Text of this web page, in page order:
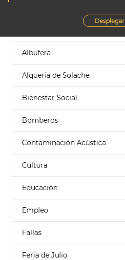
Desplegar
Albufera
Alquería de Solache
Bienestar Social
Bomberos
Contaminación Acústica
Cultura
Educación
Empleo
Fallas
Feria de Julio